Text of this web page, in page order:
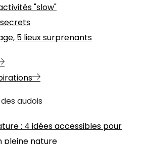
"slow"
5 lieux surprenants
audois
: 4 idées accessibles pour
pleine nature